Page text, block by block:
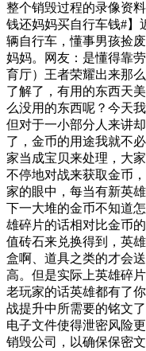
整个销毁过程的录像资
钱还妈妈买自行车钱#】
辆自行车，懂事男孩捡
妈妈。网友：是懂得靠
育厅）王者荣耀出来那
了解了，有用的东西天
么没用的东西呢？今天
但对于一小部分人来讲
了，金币的用途我就不
家当成宝贝来处理，大
不停地对战来获取金币
家的眼中，每当有新英
下一大堆的金币不知道
雄碎片的话相对比金币
值砖石来兑换得到，英
盒啊、道具之类的才会
高。但是实际上英雄碎
老玩家的话英雄都有了
战提升中所需要的铭文
电子文件使得泄密风险
销毁公司，以确保保密